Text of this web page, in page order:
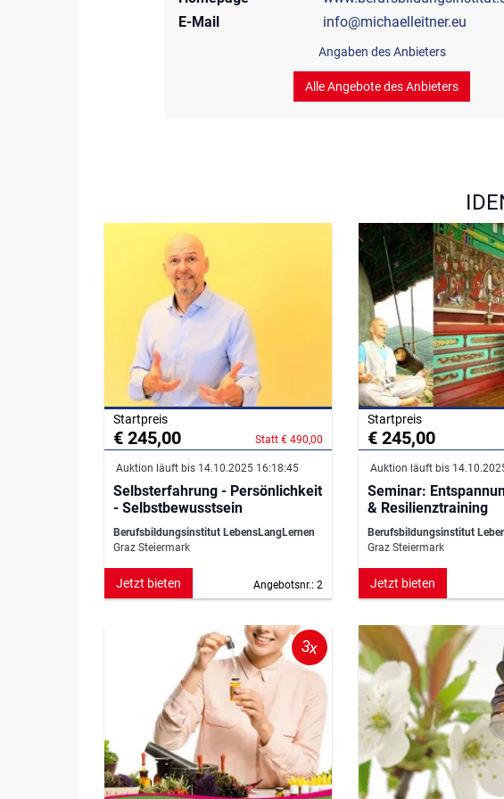
E-Mail
info@michaelleitner.eu
Angaben des Anbieters
Alle Angebote des Anbieters
Startpreis
€ 245,00 Statt € 490,00
Auktion läuft bis 14.10.2025 16:18:45
Selbsterfahrung - Persönlichkeit
- Selbstbewusstsein
Berufsbildungsinstitut LebensLangLernen
Graz Steiermark
Angebotsnr.: 2
Jetzt bieten
Startpreis
€ 245,00
Auktion läuft bis
Seminar:
& Resilienztraining
Berufsbildungsinstitut
Graz Steiermark
Jetzt bieten
3x